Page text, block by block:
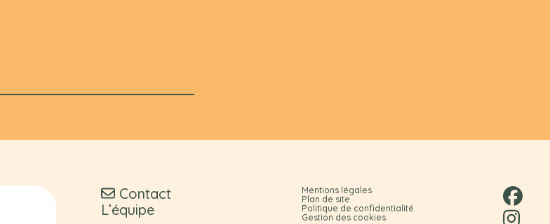
Contact
L’équipe
Mentions légales
Plan de site
Politique de confidentialité
Gestion des cookies